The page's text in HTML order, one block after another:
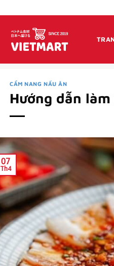
CẨM NANG NẤU ĂN
Hướng dẫn
07
Th4